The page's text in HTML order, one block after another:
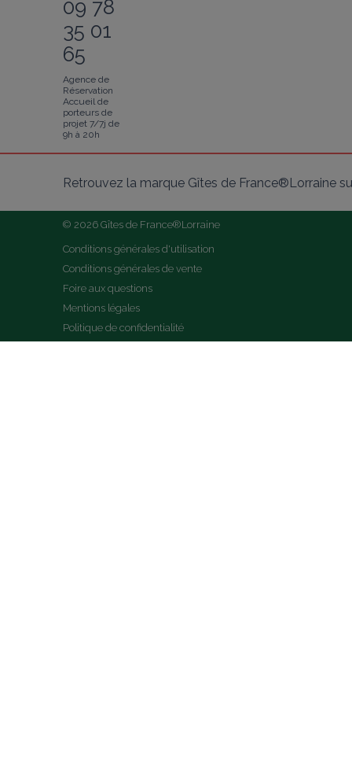
09 78
35 01
65
Agence de
Réservation
Accueil de
porteurs de
projet 7/7j de
9h à 20h
Retrouvez la marque Gîtes de France®Lorraine
© 2026 Gîtes de France®Lorraine
Conditions générales d'utilisation
Conditions générales de vente
Foire aux questions
Mentions légales
Politique de confidentialité